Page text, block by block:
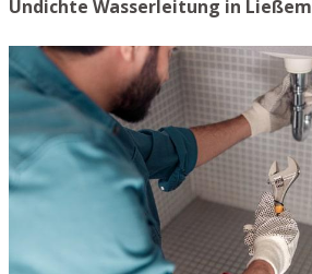
Undichte Wasserleitung in Ließem